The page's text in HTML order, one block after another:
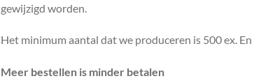
gewijzigd worden.
Het minimum aantal dat we produceren is 500 ex.
Meer bestellen is minder betalen